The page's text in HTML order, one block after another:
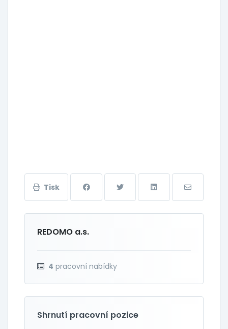
Tisk
REDOMO a.s.
4 pracovní nabídky
Shrnutí pracovní pozice